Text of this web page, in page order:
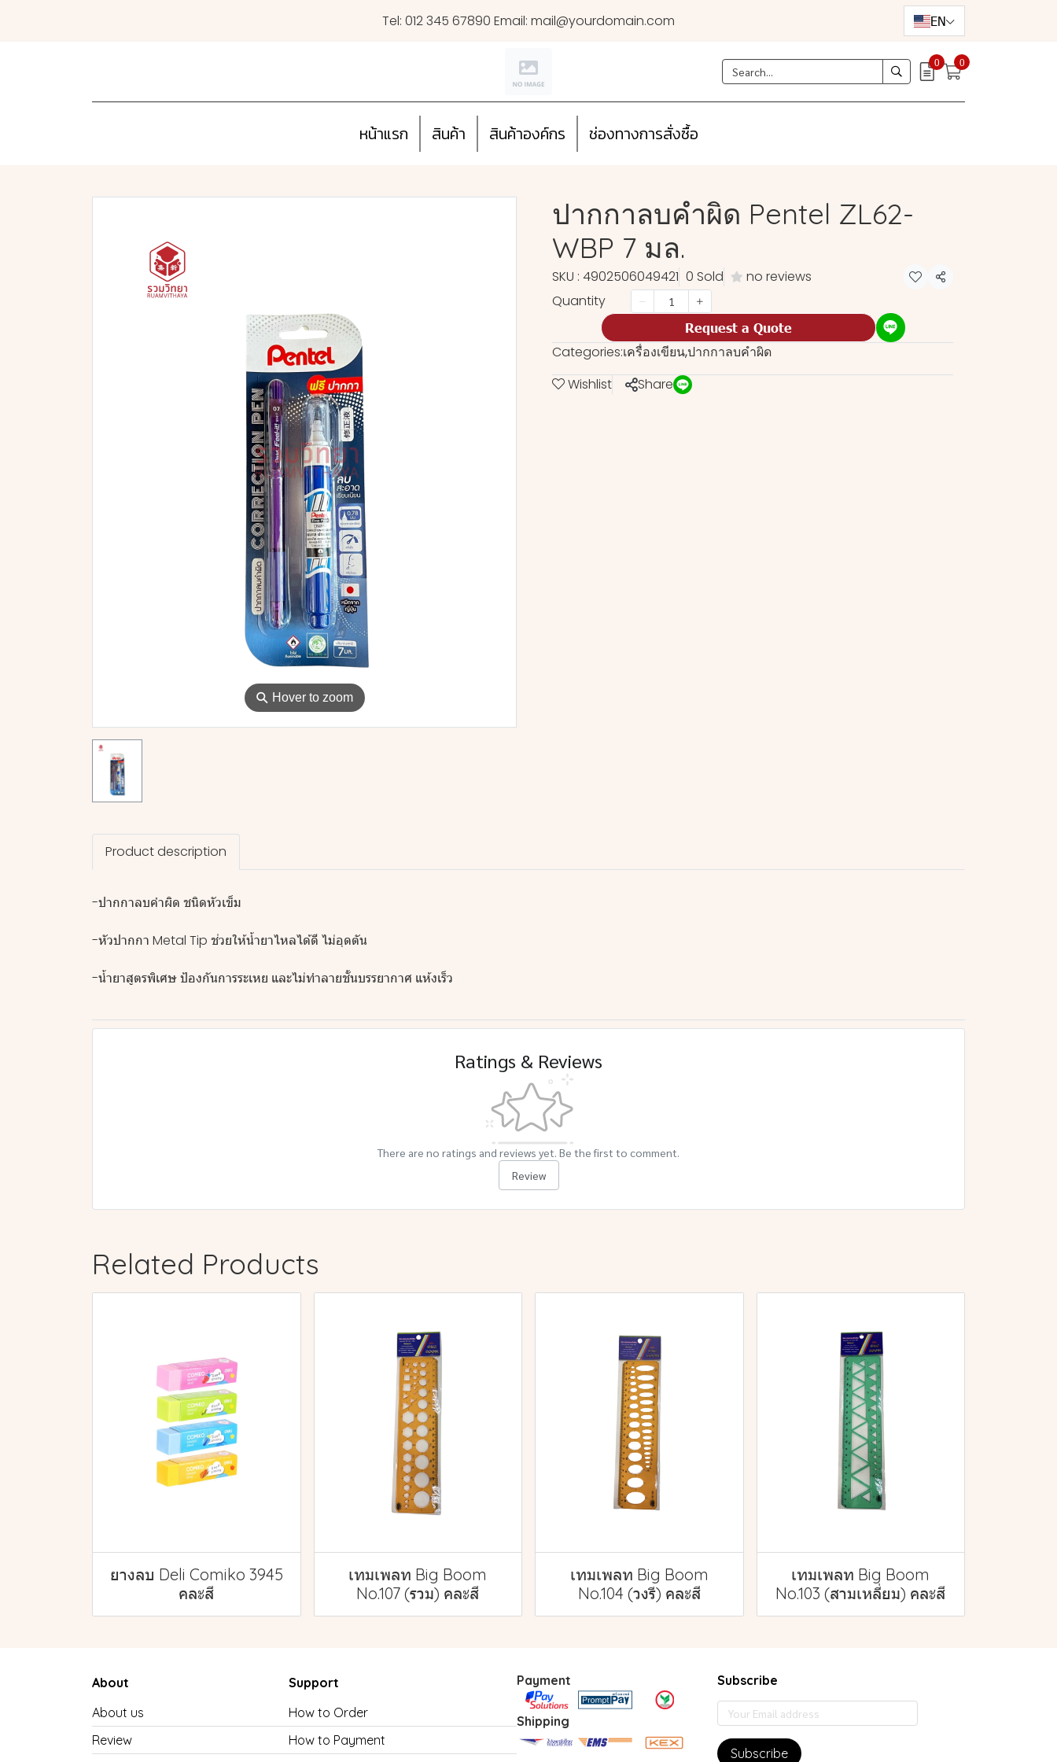
Tel: 012 345 67890 Email: mail@yourdomain.com EN
0 0
หน้าแรก สินค้า สินค้าองค์กร ช่องทางการสั่งซื้อ
⚲ Hover to zoom
ปากกาลบคำผิด Pentel ZL62-
WBP 7 มล.
SKU : 4902506049421 0 Sold no reviews Share
Quantity
Request a Quote
Categories:เครื่องเขียน,ปากกาลบคำผิด
Wishlist
Share
Product description
-ปากกาลบคำผิด ชนิดหัวเข็ม
-หัวปากกา Metal Tip ช่วยให้นํ้ายาไหลได้ดี ไม่อุดตัน
-น้ำยาสูตรพิเศษ ป้องกันการระเหย และไม่ทำลายชั้นบรรยากาศ แห้งเร็ว
Ratings & Reviews
There are no ratings and reviews yet. Be the first to comment.
Review
Related Products
ยางลบ Deli Comiko 3945
คละสี
เทมเพลท Big Boom
No.107 (รวม) คละสี
เทมเพลท Big Boom
No.104 (วงรี) คละสี
เทมเพลท Big Boom
No.103 (สามเหลี่ยม) คละสี
About
About us
Review
Support
How to Order
How to Payment
Payment
Shipping
Subscribe
Subscribe